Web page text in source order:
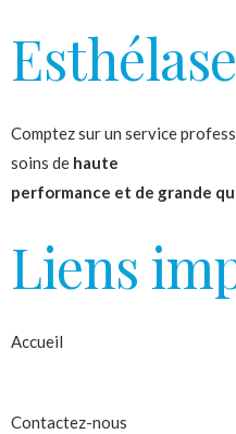
Comptez sur un service
soins de haute
performance et de grande
Liens
Accueil
Contactez-nous